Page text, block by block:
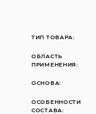
ТИП ТОВАРА:
ОБЛАСТЬ
ПРИМЕНЕНИЯ:
ОСНОВА:
ОСОБЕННОСТИ
СОСТАВА: